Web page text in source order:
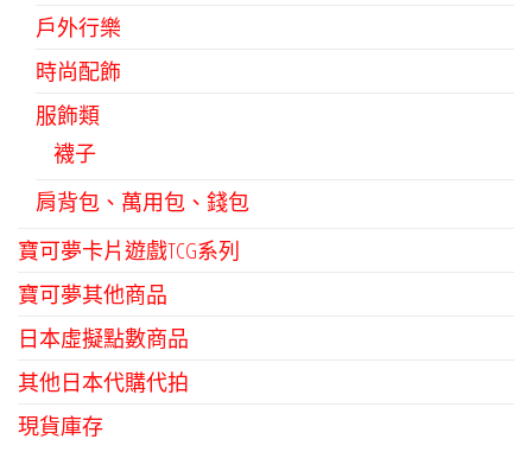
戶外行樂
時尚配飾
服飾類
襪子
肩背包、萬用包、錢包
寶可夢卡片遊戲TCG系列
寶可夢其他商品
日本虛擬點數商品
其他日本代購代拍
現貨庫存